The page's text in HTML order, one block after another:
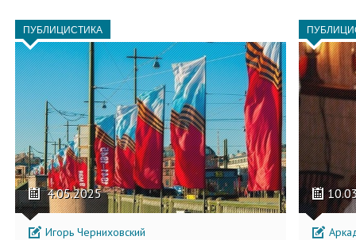
ПУБЛИЦИСТИКА
4.05.2025
Игорь Черниховский